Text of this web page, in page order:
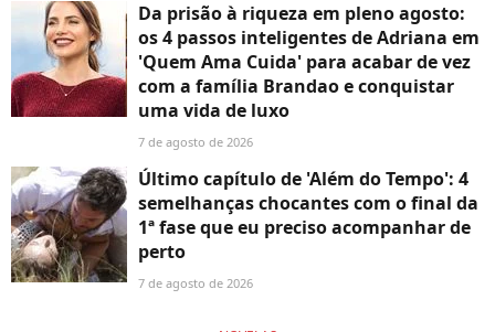
Da prisão à riqueza em pleno agosto:
os 4 passos inteligentes de Adriana em
'Quem Ama Cuida' para acabar de vez
com a família Brandao e conquistar
uma vida de luxo
7 de agosto de 2026
Último capítulo de 'Além do Tempo': 4
semelhanças chocantes com o final da
1ª fase que eu preciso acompanhar de
perto
7 de agosto de 2026